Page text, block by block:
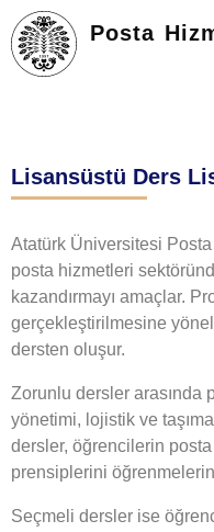
Posta
LISANSÜSTÜ
TOPLUMA KATKI
ADAY ÖĞRENCILER
İLETIŞIM
Lisansüstü Ders
Atatürk Üniversitesi
posta hizmetleri
kazandırmayı amaçlar.
gerçekleştirilmesine
dersten oluşur.
Zorunlu dersler arasında
yönetimi, lojistik ve
dersler, öğrencilerin
prensiplerini
Seçmeli dersler ise